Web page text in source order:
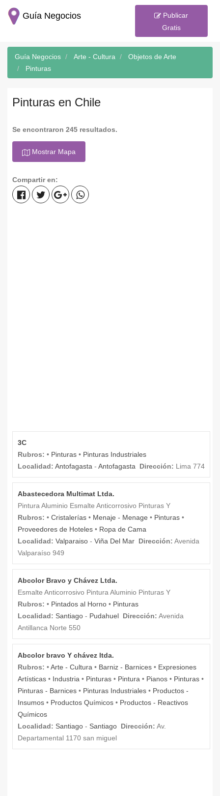
Guía Negocios
Publicar
Gratis
Guía Negocios Arte - Cultura
Objetos de Arte
Pinturas
Pinturas en Chile
Se encontraron 245 resultados.
Mostrar Mapa
Compartir en:
3C
Rubros: • Pinturas • Pinturas Industriales
Localidad: Antofagasta - Antofagasta Dirección: Lima 774
Abastecedora Multimat Ltda.
Pintura Aluminio Esmalte Anticorrosivo Pinturas Y
Rubros: • Cristalerías • Menaje - Menage • Pinturas •
Proveedores de Hoteles • Ropa de Cama
Localidad: Valparaiso - Viña Del Mar Dirección: Avenida
Valparaíso 949
Abcolor Bravo y Chávez Ltda.
Esmalte Anticorrosivo Pintura Aluminio Pinturas Y
Rubros: • Pintados al Horno • Pinturas
Localidad: Santiago - Pudahuel Dirección: Avenida
Antillanca Norte 550
Abcolor bravo Y chávez ltda.
Rubros: •Arte - Cultura • Barniz - Barnices • Expresiones
Artísticas • Industria • Pinturas • Pintura • Pianos • Pinturas •
Pinturas - Barnices • Pinturas Industriales • Productos -
Insumos • Productos Químicos • Productos - Reactivos
Químicos
Localidad: Santiago - Santiago Dirección: Av.
Departamental 1170 san miguel